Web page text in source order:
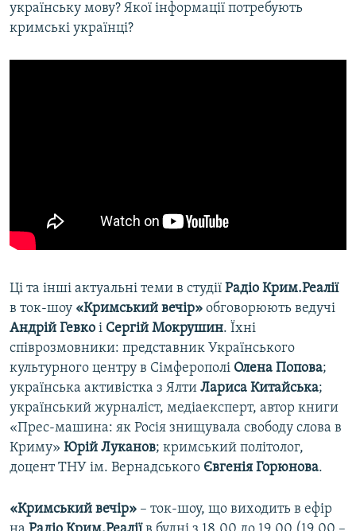
українську мову? Якої інформації потребують
кримські українці?
Ці та інші актуальні теми в студії Радіо Крим.Реалії
в ток-шоу «Кримський вечір» обговорюють ведучі
Андрій Гевко і Сергій Мокрушин. Їхні
співрозмовники: представник Українського
культурного центру в Сімферополі Олена Попова;
українська активістка з Ялти Лариса Китайська;
український журналіст, медіаексперт, автор книги
«Прес-машина: як Росія знищувала свободу слова в
Криму» Юрій Луканов; кримський політолог,
доцент ТНУ ім. Вернадського Євгенія Горюнова.
«Кримський вечір» – ток-шоу, що виходить в ефір